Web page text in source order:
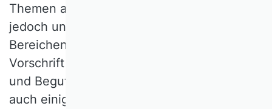
Themen auf. Der Regelungseifer geht
jedoch unserer Meinung nach in einigen
Bereichen zu weit. Insbesondere die
Vorschrift in Artikel 1 § 67 zur Betreuung
und Begutachtung von Promotionen, aber
auch einige Passagen zur Online-Lehre und